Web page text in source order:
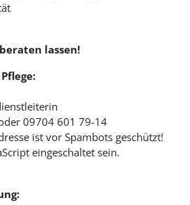
lassen!
09704 601 79-14
ist vor Spambots geschützt!
eingeschaltet sein.